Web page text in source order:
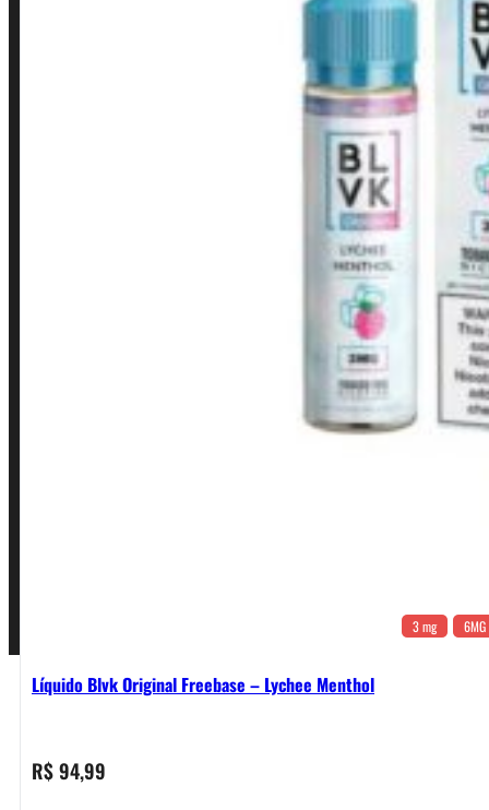
3 mg 6MG
Líquido Blvk Original Freebase – Lychee Menthol
R$94,99
Política de Garantia, Reembolso e Devolução